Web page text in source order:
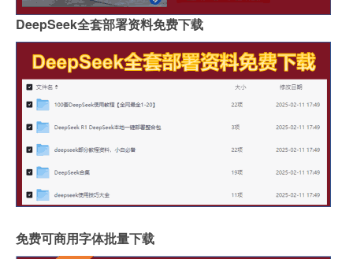
DeepSeek全套部署资料免费下载
免费可商用字体批量下载